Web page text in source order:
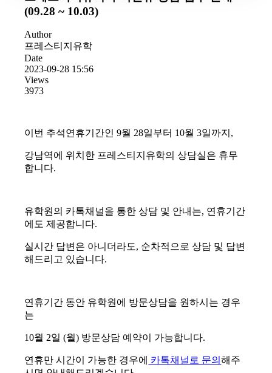
(09.28 ~ 10.03)
Author
프레스티지유학
Date
2023-09-28 15:56
Views
3973
이번 추석연휴기간인 9월 28일부터 10월 3일까지,
강남역에 위치한 프레스티지유학의 상담실은 휴무
합니다.
유학원의 카톡채널을 통한 상담 및 안내는, 연휴기간
에도 제공합니다.
실시간 답변은 아니더라도, 순차적으로 상담 및 답변
해드리고 있습니다.
연휴기간 동안 유학원에 방문상담을 원하시는 경우
는
10월 2일 (월) 방문상담 예약이 가능합니다.
연휴만 시간이 가능한 경우에 카톡채널로 문의해주